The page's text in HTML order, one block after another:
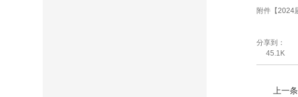
附件【2024
分享到：
45.1K
上一条